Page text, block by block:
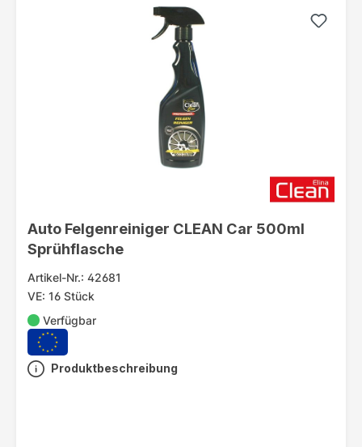
Auto Felgenreiniger CLEAN Car 500ml
Sprühflasche
Artikel-Nr.: 42681
VE: 16 Stück
Verfügbar
Produktbeschreibung